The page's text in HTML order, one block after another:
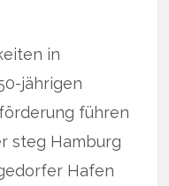
in
jährigen
führen
steg Hamburg
Hafen